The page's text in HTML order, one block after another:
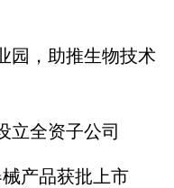
园，助推⽣物技术
⽴全资⼦公司
产品获批上市